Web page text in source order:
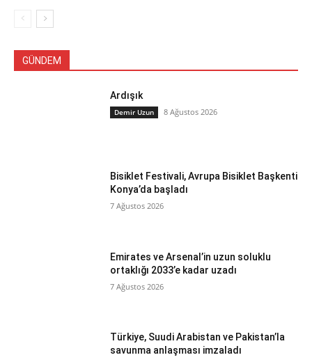
GÜNDEM
Ardışık
Demir Uzun 8 Ağustos 2026
Bisiklet Festivali, Avrupa Bisiklet Başkenti
Konya’da başladı
7 Ağustos 2026
Emirates ve Arsenal’in uzun soluklu
ortaklığı 2033’e kadar uzadı
7 Ağustos 2026
Türkiye, Suudi Arabistan ve Pakistan’la
savunma anlaşması imzaladı